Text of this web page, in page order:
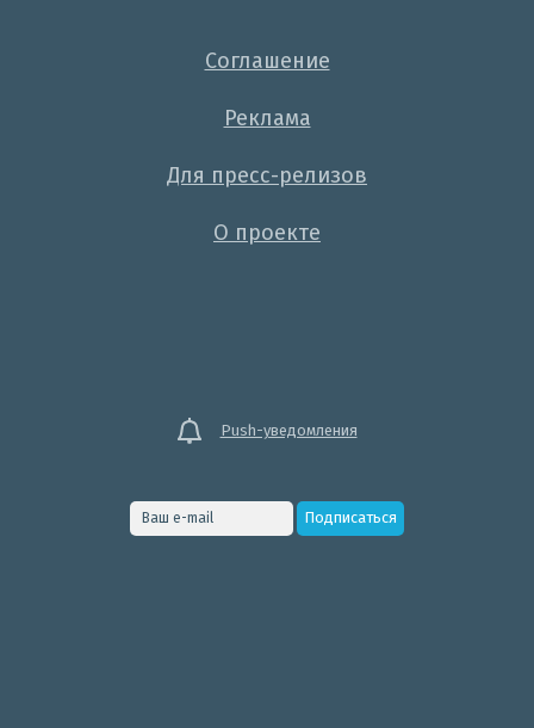
Соглашение
Реклама
Для пресс-релизов
О проекте
Push-уведомления